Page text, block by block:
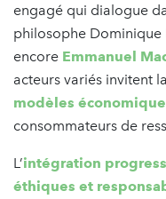
engagé qui dialogue
philosophe Dominique
encore Emmanuel
acteurs variés invitent
modèles
consommateurs de
L’intégration
éthiques et